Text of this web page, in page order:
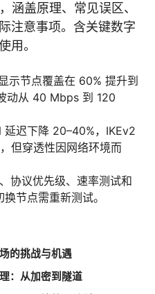
涵盖原理、常见误区、
注意事项。含关键数字
用。
示节点覆盖在 60% 提升到
动从 40 Mbps 到 120
迟下降 20–40%，IKEv2
但穿透性因网络环境而
协议优先级、速率测试和
节点需重新测试。
的挑战与机遇
：从加密到隧道